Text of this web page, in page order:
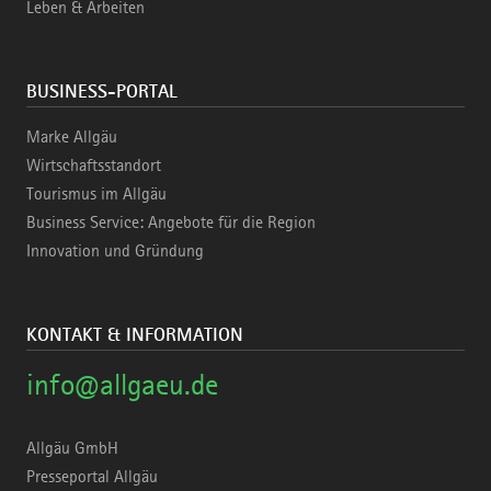
Leben & Arbeiten
BUSINESS-PORTAL
Marke Allgäu
Wirtschaftsstandort
Tourismus im Allgäu
Business Service: Angebote für die Region
Innovation und Gründung
KONTAKT & INFORMATION
info@allgaeu.de
Allgäu GmbH
Presseportal Allgäu